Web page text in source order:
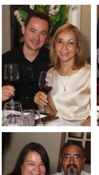
Foto: Francisco
Muñiz
Foto: Francisco
Muñiz